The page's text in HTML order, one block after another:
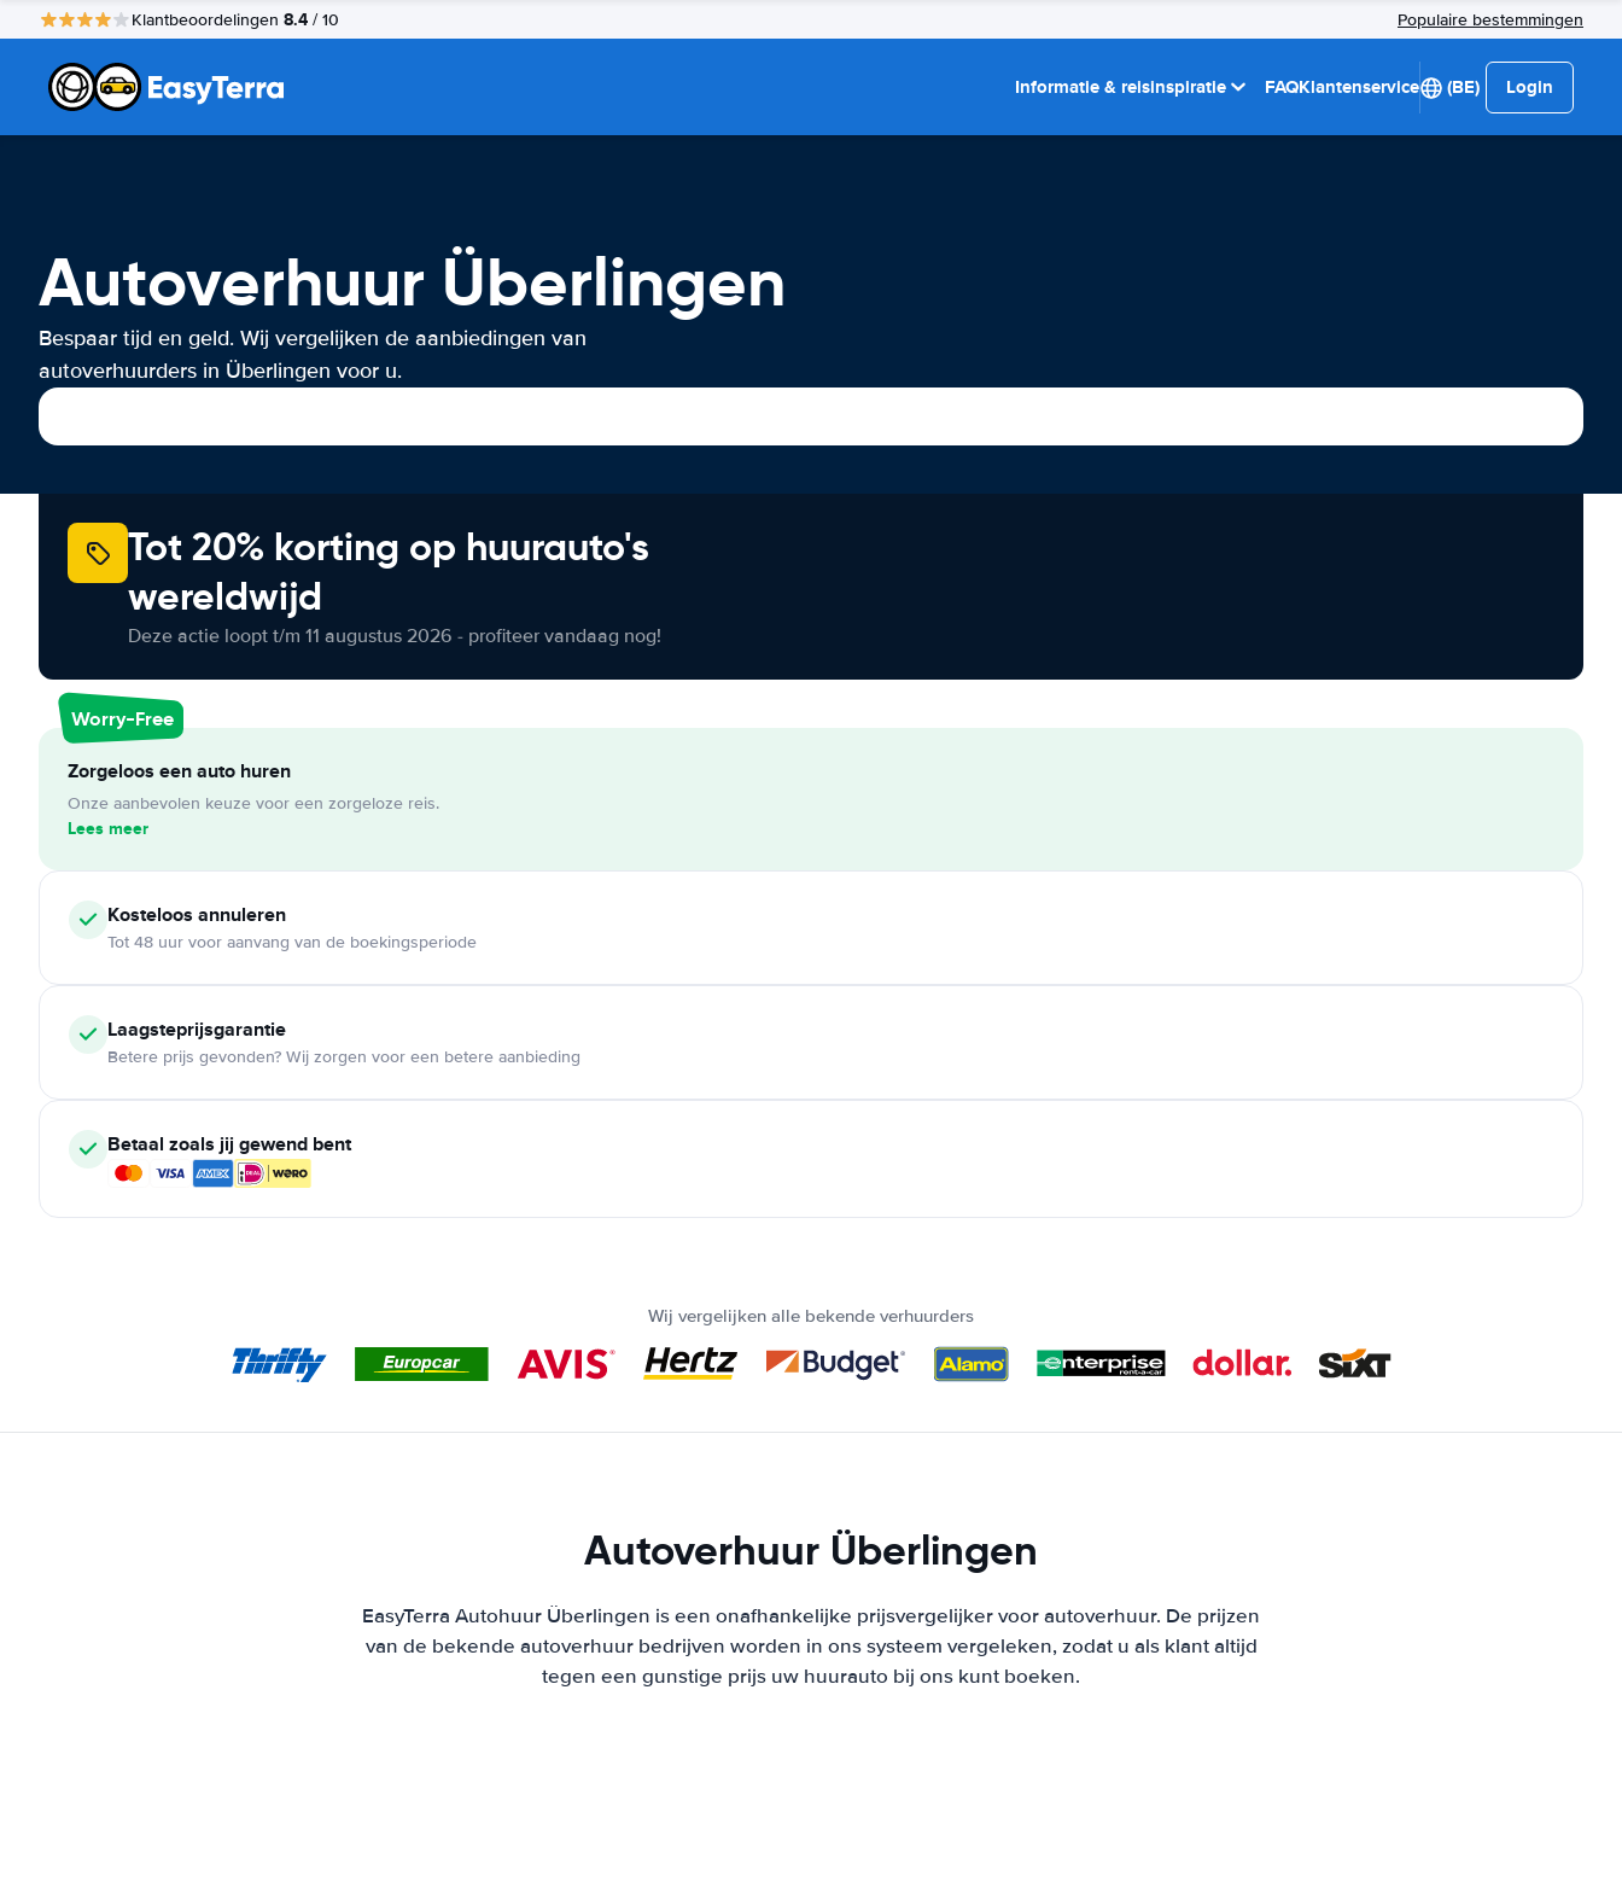
Klantbeoordelingen 8.4 / 10 Populaire bestemmingen
Informatie & reisinspiratie FAQKlantenservice (BE) Login
Autoverhuur Überlingen
Bespaar tijd en geld. Wij vergelijken de aanbiedingen van
autoverhuurders in Überlingen voor u.
Tot 20% korting op huurauto's
wereldwijd
Deze actie loopt t/m 11 augustus 2026 - profiteer vandaag nog!
Worry-Free
Zorgeloos een auto huren
Onze aanbevolen keuze voor een zorgeloze reis.
Lees meer
Kosteloos annuleren
Tot 48 uur voor aanvang van de boekingsperiode
Laagsteprijsgarantie
Betere prijs gevonden? Wij zorgen voor een betere aanbieding
Betaal zoals jij gewend bent
Wij vergelijken alle bekende verhuurders
Autoverhuur Überlingen
EasyTerra Autohuur Überlingen is een onafhankelijke prijsvergelijker voor autoverhuur. De prijzen
van de bekende autoverhuur bedrijven worden in ons systeem vergeleken, zodat u als klant altijd
tegen een gunstige prijs uw huurauto bij ons kunt boeken.